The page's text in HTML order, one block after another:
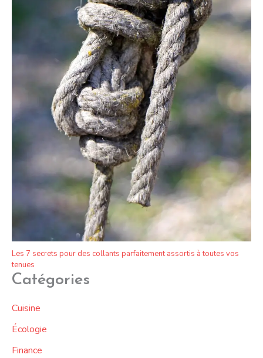
Les 7 secrets pour des collants parfaitement assortis à toutes vos
tenues
Catégories
Cuisine
Écologie
Finance